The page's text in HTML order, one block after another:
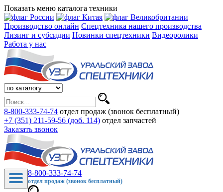
Показать меню каталога техники
Производство онлайн Спецтехника нашего производства
Лизинг и субсидии Новинки спецтехники Видеоролики
Работа у нас
8-800-333-74-74 отдел продаж (звонок бесплатный)
+7 (351) 211-59-56 (доб. 114) отдел запчастей
Заказать звонок
8-800-333-74-74
отдел продаж (звонок бесплатный)